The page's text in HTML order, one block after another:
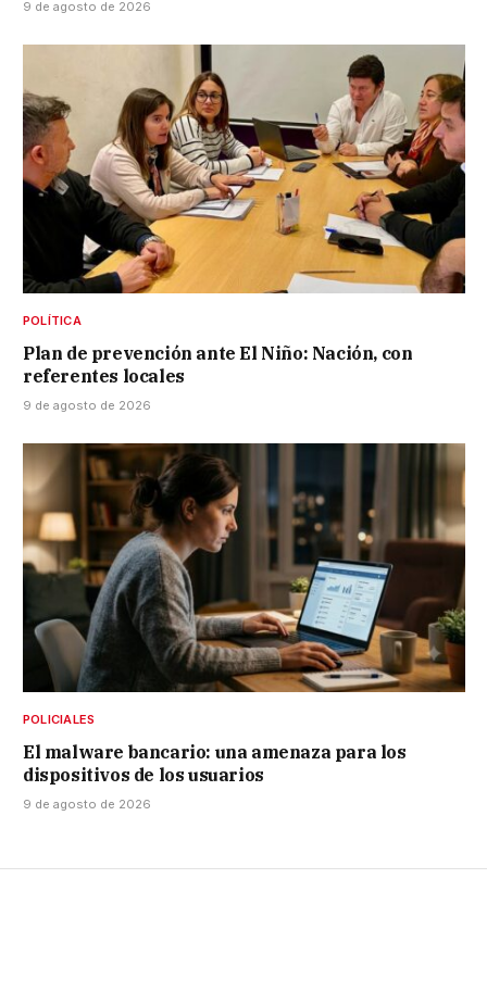
9 de agosto de 2026
POLÍTICA
Plan de prevención ante El Niño: Nación, con
referentes locales
9 de agosto de 2026
POLICIALES
El malware bancario: una amenaza para los
dispositivos de los usuarios
9 de agosto de 2026